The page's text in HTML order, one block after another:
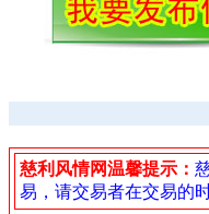
慈利风情网温馨提示：
易，请交易者在交易的